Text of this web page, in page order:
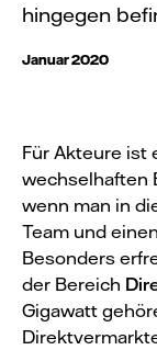
hingegen
Januar 2020
Für Akteure ist
wechselhaften
wenn man in
Team und
Besonders
der Bereich
Gigawatt